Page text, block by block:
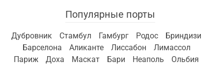
Популярные порты
Дубровник Стамбул Гамбург Родос
Бриндизи
Барселона
Аликанте Лиссабон
Лимассол
Париж
Доха Маскат Бари Неаполь
Ольбия